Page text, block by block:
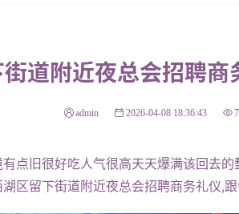
道附近夜总会招聘
admin 2026-04-08 18:36:43
旧很好吃人气很高天天爆满该回去的
区留下街道附近夜总会招聘商务礼仪,